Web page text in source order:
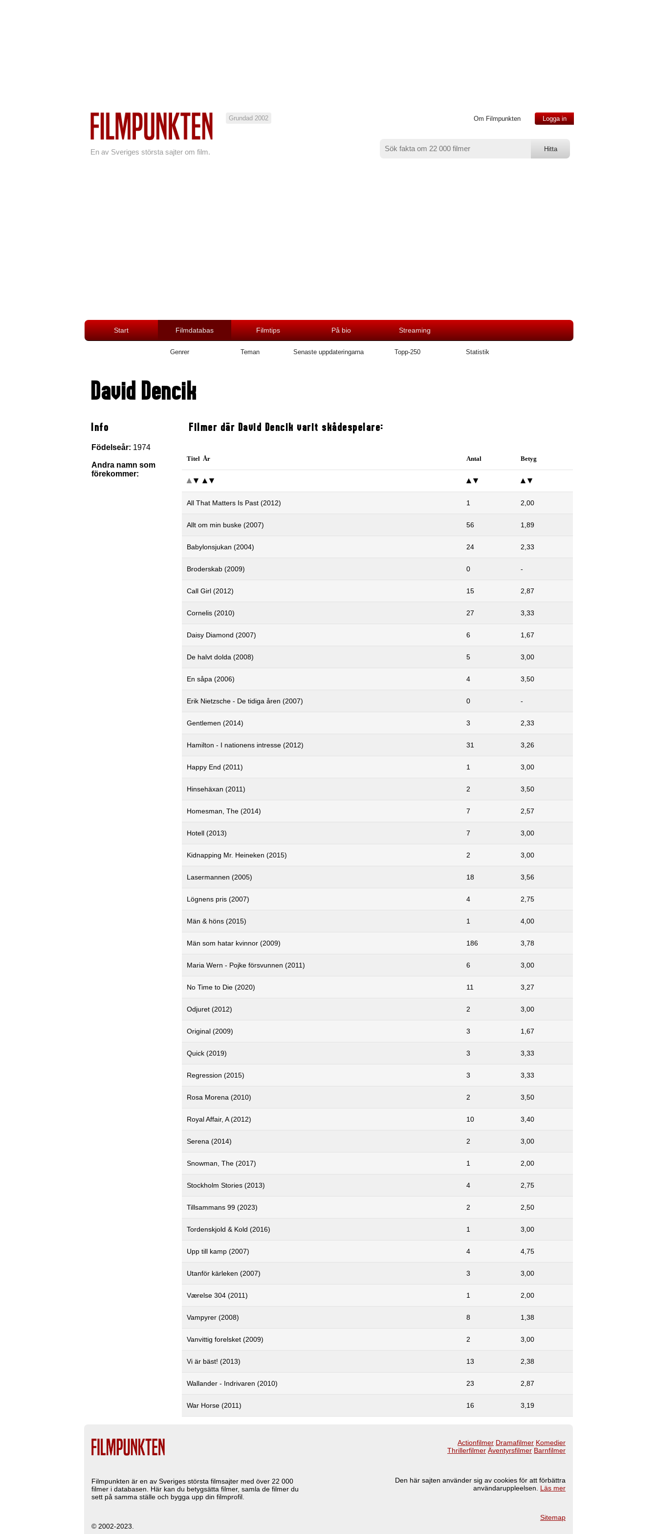
En av Sveriges största sajter om film.
Grundad 2002 Om Filmpunkten Logga in
Start Filmdatabas Filmtips På bio Streaming
Genrer Teman Senaste uppdateringarna Topp-250 Statistik
David Dencik
Info
Födelseår: 1974
Andra namn som
förekommer:
Filmer där David Dencik varit skådespelare:
Titel År Antal Betyg
All That Matters Is Past (2012) 1 2,00
Allt om min buske (2007) 56 1,89
Babylonsjukan (2004) 24 2,33
Broderskab (2009) 0 -
Call Girl (2012) 15 2,87
Cornelis (2010) 27 3,33
Daisy Diamond (2007) 6 1,67
De halvt dolda (2008) 5 3,00
En såpa (2006) 4 3,50
Erik Nietzsche - De tidiga åren (2007) 0 -
Gentlemen (2014) 3 2,33
Hamilton - I nationens intresse (2012) 31 3,26
Happy End (2011) 1 3,00
Hinsehäxan (2011) 2 3,50
Homesman, The (2014) 7 2,57
Hotell (2013) 7 3,00
Kidnapping Mr. Heineken (2015) 2 3,00
Lasermannen (2005) 18 3,56
Lögnens pris (2007) 4 2,75
Män & höns (2015) 1 4,00
Män som hatar kvinnor (2009) 186 3,78
Maria Wern - Pojke försvunnen (2011) 6 3,00
No Time to Die (2020) 11 3,27
Odjuret (2012) 2 3,00
Original (2009) 3 1,67
Quick (2019) 3 3,33
Regression (2015) 3 3,33
Rosa Morena (2010) 2 3,50
Royal Affair, A (2012) 10 3,40
Serena (2014) 2 3,00
Snowman, The (2017) 1 2,00
Stockholm Stories (2013) 4 2,75
Tillsammans 99 (2023) 2 2,50
Tordenskjold & Kold (2016) 1 3,00
Upp till kamp (2007) 4 4,75
Utanför kärleken (2007) 3 3,00
Værelse 304 (2011) 1 2,00
Vampyrer (2008) 8 1,38
Vanvittig forelsket (2009) 2 3,00
Vi är bäst! (2013) 13 2,38
Wallander - Indrivaren (2010) 23 2,87
War Horse (2011) 16 3,19
Filmpunkten är en av Sveriges största filmsajter med över 22 000
filmer i databasen. Här kan du betygsätta filmer, samla de filmer du
sett på samma ställe och bygga upp din filmprofil.
© 2002-2023.
Actionfilmer Dramafilmer Komedier
Thrillerfilmer Äventyrsfilmer Barnfilmer
Den här sajten använder sig av cookies för att förbättra
användaruppleelsen. Läs mer
Sitemap